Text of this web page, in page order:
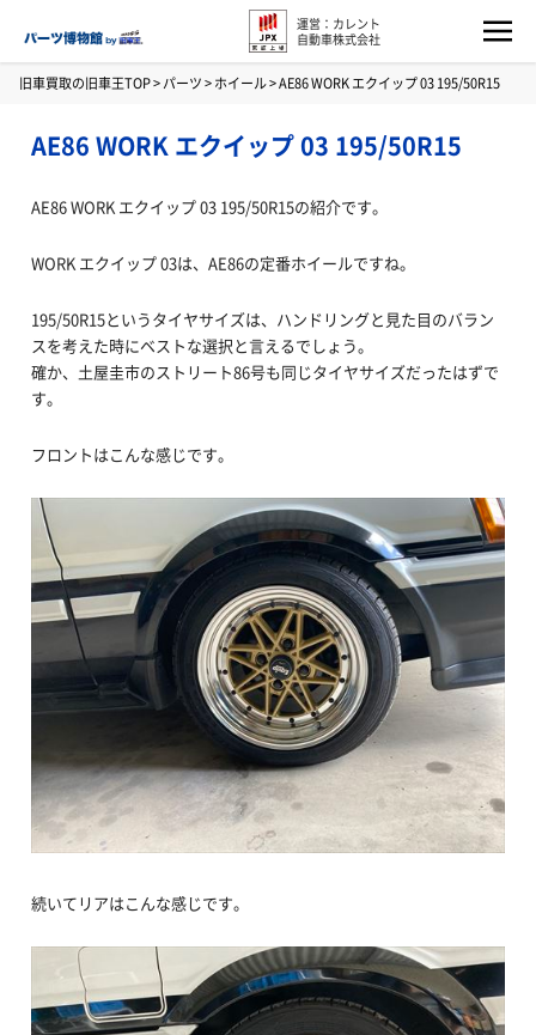
運営：カレント
自動車株式会社
旧車買取の旧車王TOP>パーツ>ホイール>AE86 WORK エクイップ 03 195/50R15
AE86 WORK エクイップ 03 195/50R15
AE86 WORK エクイップ 03 195/50R15の紹介です。
WORK エクイップ 03は、AE86の定番ホイールですね。
195/50R15というタイヤサイズは、ハンドリングと見た目のバラン
スを考えた時にベストな選択と言えるでしょう。
確か、土屋圭市のストリート86号も同じタイヤサイズだったはずで
す。
フロントはこんな感じです。
続いてリアはこんな感じです。